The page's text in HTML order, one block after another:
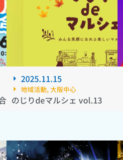
～
2025.11.15
地域活動,大阪中心
のじりdeマルシェ vol.13